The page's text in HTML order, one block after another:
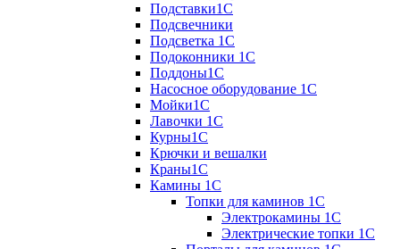
Подставки1С
Подсвечники
Подсветка 1С
Подоконники 1С
Поддоны1С
Насосное оборудование 1С
Мойки1С
Лавочки 1С
Курны1С
Крючки и вешалки
Краны1С
Камины 1C
Топки для каминов 1C
Электрокамины 1С
Электрические топки 1C